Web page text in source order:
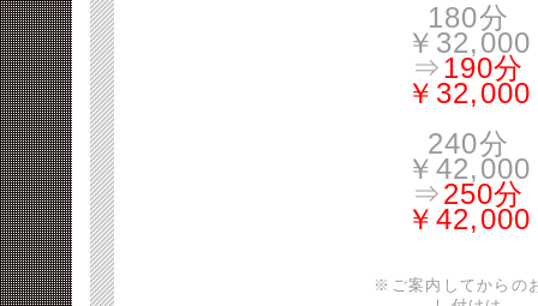
180分
￥32,000
⇒190分
￥32,000
240分
￥42,000
⇒250分
￥42,000
※ご案内してからの